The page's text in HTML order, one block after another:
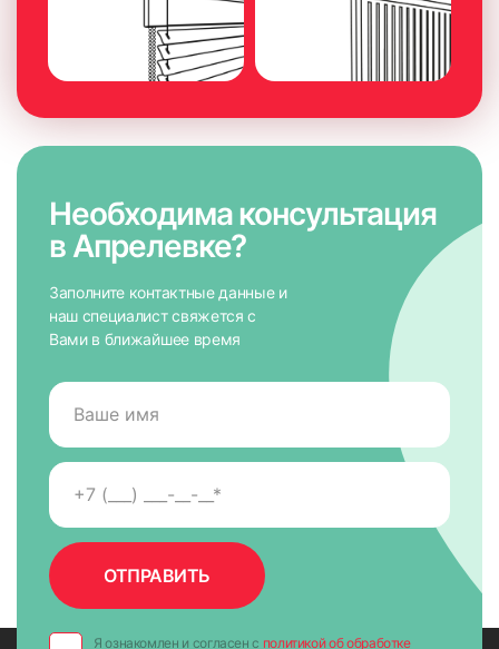
7. На направляющих снять защитную пленку для скотча,
приложить к окну и крепко прижать по всей высоте на 5-
10 сек. для максимально надежного крепления.
Необходима консультация
в Апрелевке?
Заполните контактные данные и
наш специалист свяжется с
Вами в ближайшее время
Я ознакомлен и согласен с политикой об обработке